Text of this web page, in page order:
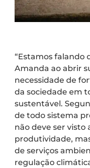
“Estamos falando
Amanda ao abrir
necessidade de
da sociedade em
sustentável.
de todo sistema
não deve ser visto
produtividade,
de serviços
regulação